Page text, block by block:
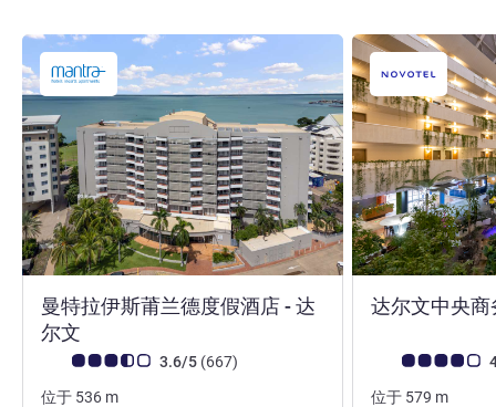
曼特拉伊斯莆兰德度假酒店 - 达
尔文
客户意见评级 (ALL 评级)
3.6/5 (667评论
)
位于 536 m
达尔文中央
客户意见评级
位于 579 m